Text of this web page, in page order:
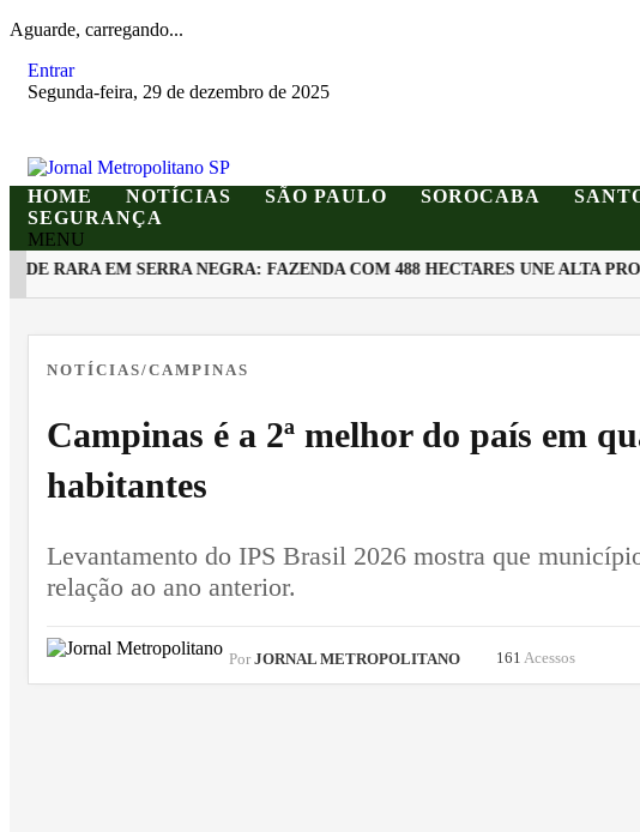
Aguarde, carregando...
Entrar
Segunda-feira, 29 de dezembro de 2025
HOME NOTÍCIAS SÃO PAULO SOROCABA
SEGURANÇA
MENU
RARA EM SERRA NEGRA: FAZENDA COM 488 HECTARES UNE ALTA
NOTÍCIAS/CAMPINAS
Campinas é a 2ª melhor do país em
habitantes
Levantamento do IPS Brasil 2026 mostra que
relação ao ano anterior.
Por JORNAL METROPOLITANO 161 Acessos